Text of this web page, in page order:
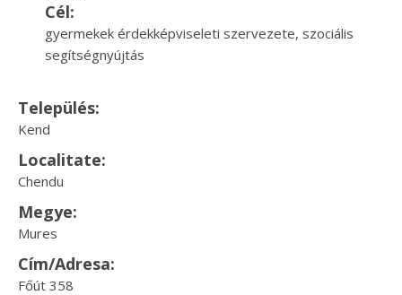
Cél:
gyermekek érdekképviseleti szervezete, szociális
segítségnyújtás
Település:
Kend
Localitate:
Chendu
Megye:
Mures
Cím/Adresa:
Főút 358